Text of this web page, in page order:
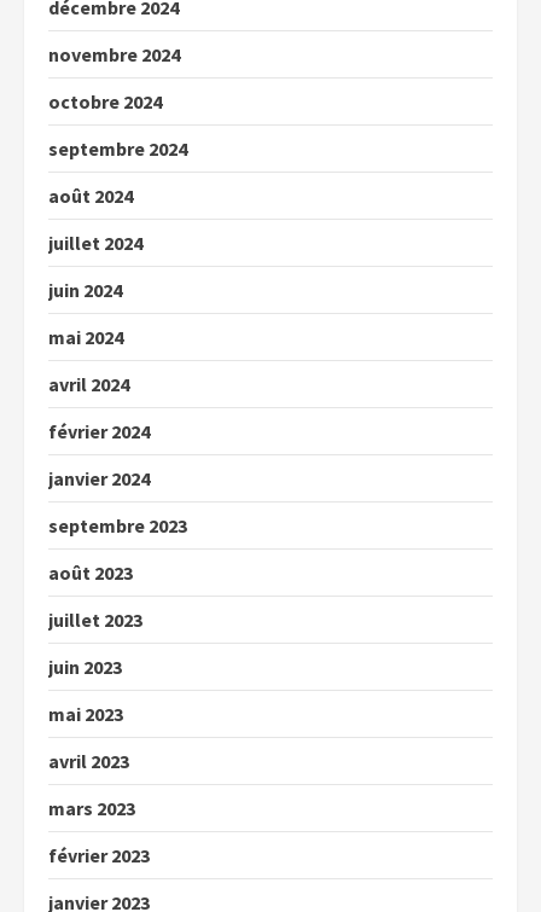
décembre 2024
novembre 2024
octobre 2024
septembre 2024
août 2024
juillet 2024
juin 2024
mai 2024
avril 2024
février 2024
janvier 2024
septembre 2023
août 2023
juillet 2023
juin 2023
mai 2023
avril 2023
mars 2023
février 2023
janvier 2023